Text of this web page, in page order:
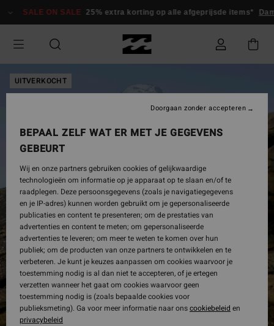
naar
SALE ON SALE 25% extra korting op alle afgeprijsde items*
UITVERKOCHT
BEPAAL ZELF WAT ER MET JE GEGEVENS
GEBEURT
Wij en onze partners gebruiken cookies of gelijkwaardige
technologieën om informatie op je apparaat op te slaan en/of te
raadplegen. Deze persoonsgegevens (zoals je navigatiegegevens
en je IP-adres) kunnen worden gebruikt om je gepersonaliseerde
publicaties en content te presenteren; om de prestaties van
advertenties en content te meten; om gepersonaliseerde
advertenties te leveren; om meer te weten te komen over hun
publiek; om de producten van onze partners te ontwikkelen en te
verbeteren. Je kunt je keuzes aanpassen om cookies waarvoor je
toestemming nodig is al dan niet te accepteren, of je ertegen
verzetten wanneer het gaat om cookies waarvoor geen
toestemming nodig is (zoals bepaalde cookies voor
publieksmeting). Ga voor meer informatie naar onscookiebeleid en
privacybeleid
Doorgaan zonder accepteren